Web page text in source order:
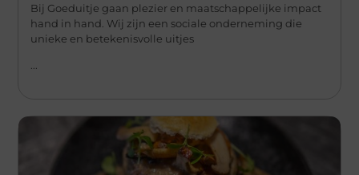
Bij Goeduitje gaan plezier en maatschappelijke impact
hand in hand. Wij zijn een sociale onderneming die
unieke en betekenisvolle uitjes